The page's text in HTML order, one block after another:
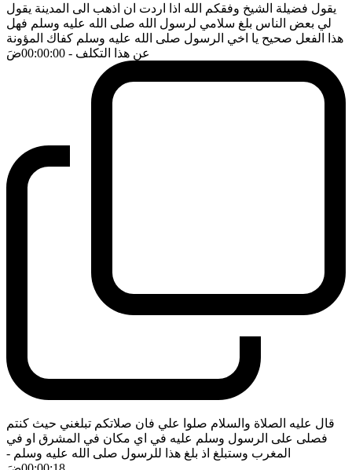
يقول فضيلة الشيخ وفقكم الله اذا اردت ان اذهب الى المدينة يقول
لي بعض الناس بلغ سلامي لرسول الله صلى الله عليه وسلم فهل
هذا الفعل صحيح يا اخي الرسول صلى الله عليه وسلم كفاك المؤونة
عن هذا التكلف - 00:00:00 ضَ
قال عليه الصلاة والسلام صلوا علي فان صلاتكم تبلغني حيث كنتم
فصلى على الرسول وسلم عليه في اي مكان في المشرق او في
المغرب وستبلغ اذ بلغ هذا للرسول صلى الله عليه وسلم -